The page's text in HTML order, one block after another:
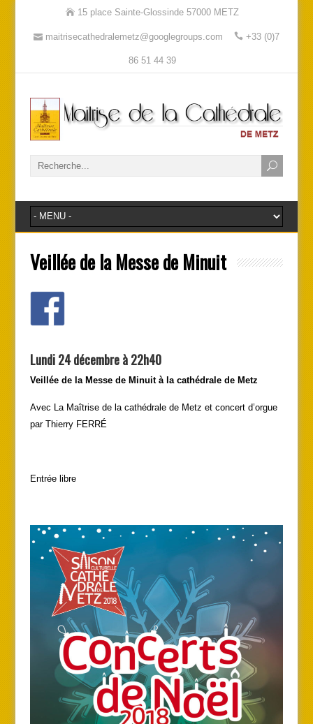
15 place Sainte-Glossinde 57000 METZ
maitrisecathedralemetz@googlegroups.com +33 (0)7
86 51 44 39
Veillée de la Messe de Minuit
Lundi 24 décembre à 22h40
Veillée de la Messe de Minuit à la cathédrale de Metz
Avec La Maîtrise de la cathédrale de Metz et concert d’orgue
par Thierry FERRÉ
Entrée libre